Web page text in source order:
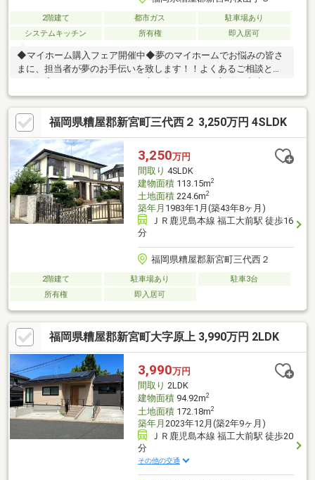
2階建て 都市ガス
駐車場あり
システムキッチン
所有権 即入居可
◆マイホーム購入フェア開催中◆夢のマイホームでお悩みの皆さ
まに、担当者が夢のお手伝いを致します！！よくあるご相談とし
悩んでいる・マイホームの探し方が分からない（具体的な物件が
決まっていない）・諸経費を含んだ総額や購入後の費用を知りた
い（税金など）・住み替えを検討しているがどう進めて良いか分
からない・その他etc・・・私たちオークハウジングでは、お客様
に寄り添い、ご納得とご満足いただけるようなお客様に合った
様々なご提案を致します！！是非、夢のマイホーム探しを私たち
にお任せください♪
福岡県糟屋郡新宮町三代西２ 3,250万円 4SLDK
3,250万円
間取り 4SLDK
建物面積113.15m2
土地面積224.6m2
築年月 1983年1月(築43年8ヶ月)
ＪＲ鹿児島本線 福工大前駅 徒歩16
分
福岡県糟屋郡新宮町三代西２
2階建て 駐車場あり
駐車3台
所有権
即入居可
福岡県糟屋郡新宮町大字原上 3,990万円 2LDK
3,990万円
間取り 2LDK
建物面積94.92m2
土地面積172.18m2
築年月 2023年12月(築2年9ヶ月)
ＪＲ鹿児島本線 福工大前駅 徒歩20
分
その他の交通